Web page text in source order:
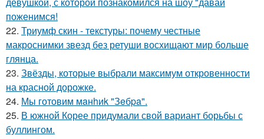
поженимся!
22. Триумф скин - текстуры: почему честные
макроснимки звезд без ретуши восхищают мир больше
глянца.
23. Звёзды, которые выбрали максимум откровенности
на красной дорожке.
24. Мы готовим мaнhиk "Зeбpa".
25. В южной Корее придумали свой вариант борьбы с
буллингом.